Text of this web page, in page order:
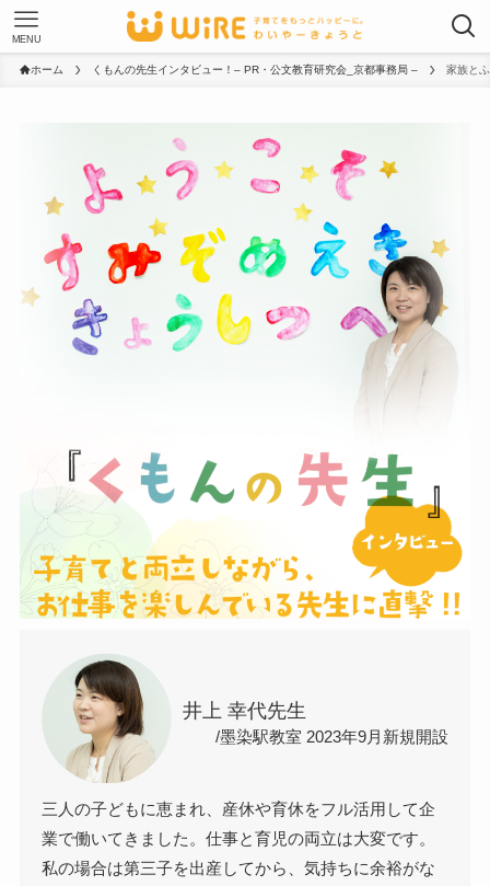
MENU
ホーム くもんの先生インタビュー！– PR・公文教育研究会_京都事務局 – 家族と
井上 幸代先生
/墨染駅教室 2023年9月新規開設
三人の子どもに恵まれ、産休や育休をフル活用して企
業で働いてきました。仕事と育児の両立は大変です。
私の場合は第三子を出産してから、気持ちに余裕がな